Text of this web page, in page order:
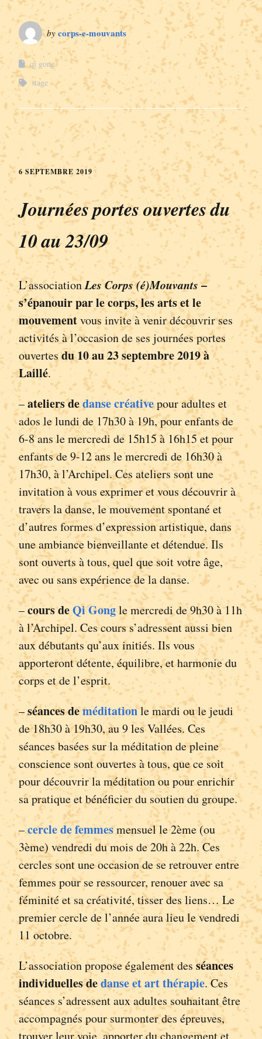
by corps-e-mouvants
qi gong
stage
6 SEPTEMBRE 2019
Journées portes ouvertes du
10 au 23/09
L’associationLes Corps (é)Mouvants–
s’épanouir par le corps, les arts et le
mouvementvous invite à venir découvrir ses
activités à l’occasion de ses journées portes
ouvertesdu 10 au 23 septembre 2019 à
Laillé.
–ateliers dedanse créativepour adultes et
ados le lundi de 17h30 à 19h, pour enfants de
6-8 ans le mercredi de 15h15 à 16h15 et pour
enfants de 9-12 ans le mercredi de 16h30 à
17h30, à l’Archipel. Ces ateliers sont une
invitation à vous exprimer et vous découvrir à
travers la danse, le mouvement spontané et
d’autres formes d’expression artistique, dans
une ambiance bienveillante et détendue. Ils
sont ouverts à tous, quel que soit votre âge,
avec ou sans expérience de la danse.
–cours deQi Gongle mercredi de 9h30 à 11h
à l’Archipel. Ces cours s’adressent aussi bien
aux débutants qu’aux initiés. Ils vous
apporteront détente, équilibre, et harmonie du
corps et de l’esprit.
–séances deméditationle mardi ou le jeudi
de 18h30 à 19h30, au 9 les Vallées. Ces
séances basées sur la méditation de pleine
conscience sont ouvertes à tous, que ce soit
pour découvrir la méditation ou pour enrichir
sa pratique et bénéficier du soutien du groupe.
–cercle de femmesmensuel le 2ème (ou
3ème) vendredi du mois de 20h à 22h. Ces
cercles sont une occasion de se retrouver entre
femmes pour se ressourcer, renouer avec sa
féminité et sa créativité, tisser des liens… Le
premier cercle de l’année aura lieu le vendredi
11 octobre.
L’association propose également desséances
individuelles dedanse et art thérapie. Ces
séances s’adressent aux adultes souhaitant être
accompagnés pour surmonter des épreuves,
trouver leur voie, apporter du changement et